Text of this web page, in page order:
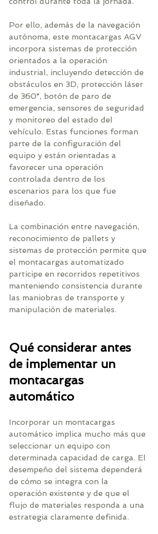
Por ello, además de la navegación
autónoma, este montacargas AGV
incorpora sistemas de protección
orientados a la operación
industrial, incluyendo detección de
obstáculos en 3D, protección láser
de 360°, botón de paro de
emergencia, sensores de seguridad
y monitoreo del estado del
vehículo. Estas funciones forman
parte de la configuración del
equipo y están orientadas a
favorecer una operación
controlada dentro de los
escenarios para los que fue
diseñado.
La combinación entre navegación,
reconocimiento de pallets y
sistemas de protección permite que
el montacargas automatizado
participe en recorridos repetitivos
manteniendo consistencia durante
las maniobras de transporte y
manipulación de materiales.
Qué considerar antes
de implementar un
montacargas
automático
Incorporar un montacargas
automático implica mucho más que
seleccionar un equipo con
determinada capacidad de carga. El
desempeño del sistema dependerá
de cómo se integra con la
operación existente y de que el
flujo de materiales responda a una
estrategia claramente definida.